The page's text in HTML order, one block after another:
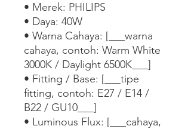
• Merek: PHILIPS
• Daya: 40W
• Warna Cahaya: [___warna
cahaya, contoh: Warm White
3000K / Daylight 6500K___]
• Fitting / Base: [___tipe
fitting, contoh: E27 / E14 /
B22 / GU10___]
• Luminous Flux: [___cahaya,